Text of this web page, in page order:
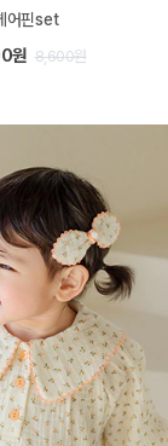
어핀set
원 8,600원